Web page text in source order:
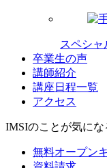
スペシャ
卒業生の声
講師紹介
講座日程一覧
アクセス
IMSIのことが気にな
無料オープン